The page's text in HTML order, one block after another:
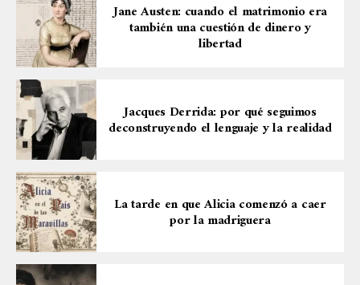
Jane Austen: cuando el matrimonio era
también una cuestión de dinero y
libertad
Jacques Derrida: por qué seguimos
deconstruyendo el lenguaje y la realidad
La tarde en que Alicia comenzó a caer
por la madriguera